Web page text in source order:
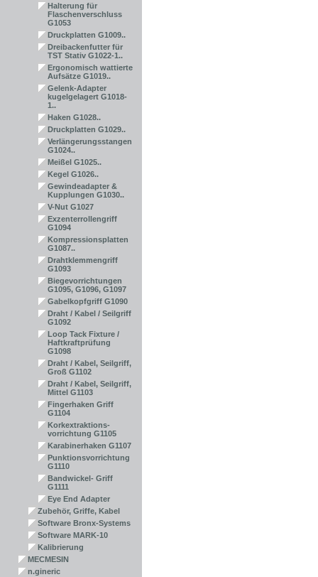
Halterung für
Flaschenverschluss
G1053
Druckplatten G1009..
Dreibackenfutter für
TST Stativ G1022-1..
Ergonomisch wattierte
Aufsätze G1019..
Gelenk-Adapter
kugelgelagert G1018-
1..
Haken G1028..
Druckplatten G1029..
Verlängerungsstangen
G1024..
Meißel G1025..
Kegel G1026..
Gewindeadapter &
Kupplungen G1030..
V-Nut G1027
Exzenterrollengriff
G1094
Kompressionsplatten
G1087..
Drahtklemmengriff
G1093
Biegevorrichtungen
G1095, G1096, G1097
Gabelkopfgriff G1090
Draht / Kabel / Seilgriff
G1092
Loop Tack Fixture /
Haftkraftprüfung
G1098
Draht / Kabel, Seilgriff,
Groß G1102
Draht / Kabel, Seilgriff,
Mittel G1103
Fingerhaken Griff
G1104
Korkextraktions-
vorrichtung G1105
Karabinerhaken G1107
Punktionsvorrichtung
G1110
Bandwickel- Griff
G1111
Eye End Adapter
Zubehör, Griffe, Kabel
Software Bronx-Systems
Software MARK-10
Kalibrierung
MECMESIN
n.gineric